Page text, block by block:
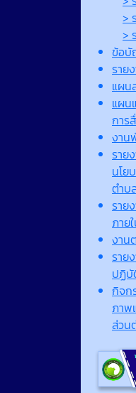
>
>
ข้อบั
ราย
แผน
แผน
การ
งาน
ราย
นโย
ตำบ
ราย
ภาย
งาน
ราย
ปฏิบั
กิจก
ภาพ
ส่วน